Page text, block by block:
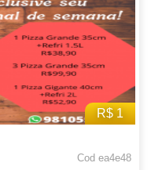
R$ 1
Cod ea4e48